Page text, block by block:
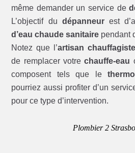
même demander un service de
L’objectif du dépanneurest
d’eau chaude sanitaire pendant
Notez que l’artisan chauffagiste
de remplacer votrechauffe-eau
composent tels que le
pourriez aussi profiter d’un
pour ce type d’intervention.
Plombier 2